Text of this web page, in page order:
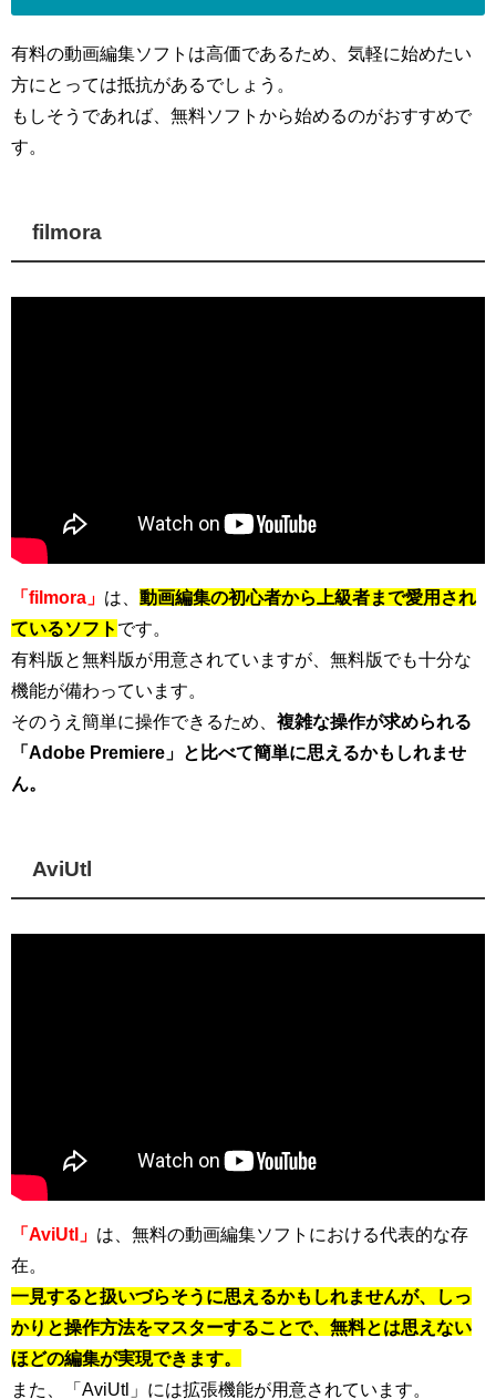
有料の動画編集ソフトは高価であるため、気軽に始めたい
方にとっては抵抗があるでしょう。
もしそうであれば、無料ソフトから始めるのがおすすめで
す。
filmora
「filmora」 は、 動画編集の初心者から上級者まで愛用され
ているソフト です。
有料版と無料版が用意されていますが、無料版でも十分な
機能が備わっています。
そのうえ簡単に操作できるため、 複雑な操作が求められる
「Adobe Premiere」と比べて簡単に思えるかもしれませ
ん。
AviUtl
「AviUtl」 は、無料の動画編集ソフトにおける代表的な存
在。
一見すると扱いづらそうに思えるかもしれませんが、しっ
かりと操作方法をマスターすることで、無料とは思えない
ほどの編集が実現できます。
また、「AviUtl」には拡張機能が用意されています。